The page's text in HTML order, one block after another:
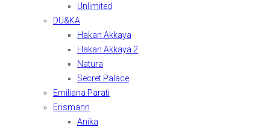
Unlimited
DU&KA
Hakan Akkaya
Hakan Akkaya 2
Natura
Secret Palace
Emiliana Parati
Erismann
Anika